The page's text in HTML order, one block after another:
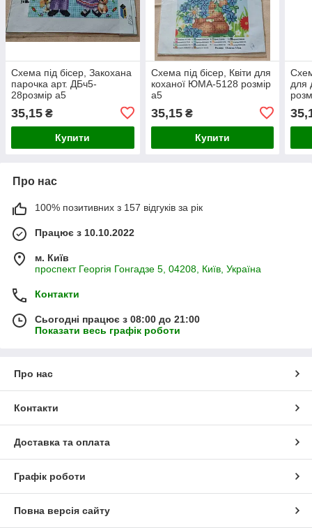
Схема під бісер, Закохана
парочка арт. ДБч5-
28розмір а5
35,15 ₴
Купити
Схема під бісер, Квіти для
коханої ЮМА-5128 розмір
а5
35,15₴
Купити
для
Про нас
100% позитивних з 157 відгуків за рік
Працює з 10.10.2022
м. Київ
проспект Георгія Гонгадзе 5, 04208, Київ, Україна
Контакти
Сьогодні працює з 08:00 до 21:00
Показати весь графік роботи
Про нас
Контакти
Доставка та оплата
Графік роботи
Повна версія сайту